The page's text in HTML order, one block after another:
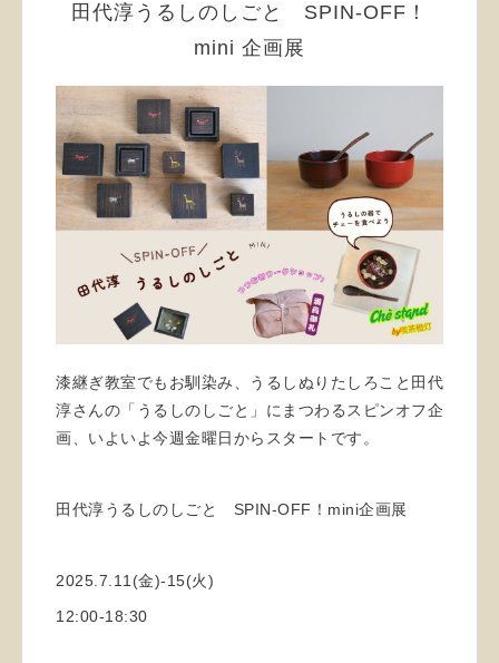
田代淳うるしのしごと SPIN-OFF！
mini 企画展
漆継ぎ教室でもお馴染み、うるしぬりたしろこと田代
淳さんの「うるしのしごと」にまつわるスピンオフ企
画、いよいよ今週金曜日からスタートです。
田代淳うるしのしごと SPIN-OFF！mini企画展
2025.7.11(金)-15(火)
12:00-18:30